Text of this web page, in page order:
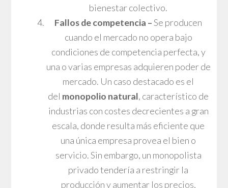
bienestar colectivo.
Fallos de competencia –Se producen
cuando el mercado no opera bajo
condiciones de competencia perfecta, y
una o varias empresas adquieren poder de
mercado. Un caso destacado es el
del monopolio natural, característico de
industrias con costes decrecientes a gran
escala, donde resulta más eficiente que
una única empresa provea el bien o
servicio. Sin embargo, un monopolista
privado tendería a restringir la
producción y aumentar los precios,